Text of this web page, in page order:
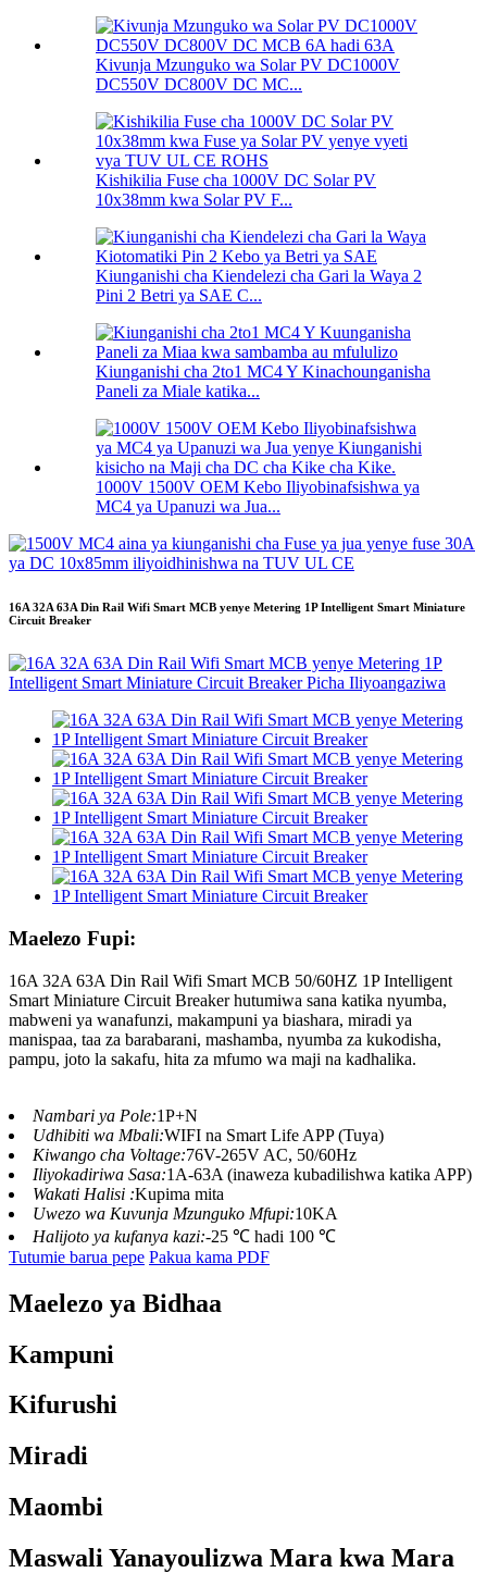
Kivunja Mzunguko wa Solar PV DC1000V
DC550V DC800V DC MC...
Kishikilia Fuse cha 1000V DC Solar PV
10x38mm kwa Solar PV F...
Kiunganishi cha Kiendelezi cha Gari la Waya 2
Pini 2 Betri ya SAE C...
Kiunganishi cha 2to1 MC4 Y Kinachounganisha
Paneli za Miale katika...
1000V 1500V OEM Kebo Iliyobinafsishwa ya
MC4 ya Upanuzi wa Jua...
16A 32A 63A Din Rail Wifi Smart MCB yenye Metering 1P Intelligent Smart Miniature
Circuit Breaker
Maelezo Fupi:
16A 32A 63A Din Rail Wifi Smart MCB 50/60HZ 1P Intelligent
Smart Miniature Circuit Breaker hutumiwa sana katika nyumba,
mabweni ya wanafunzi, makampuni ya biashara, miradi ya
manispaa, taa za barabarani, mashamba, nyumba za kukodisha,
pampu, joto la sakafu, hita za mfumo wa maji na kadhalika.
Nambari ya Pole:1P+N
Udhibiti wa Mbali:WIFI na Smart Life APP (Tuya)
Kiwango cha Voltage:76V-265V AC, 50/60Hz
Iliyokadiriwa Sasa:1A-63A (inaweza kubadilishwa katika APP)
Wakati Halisi :Kupima mita
Uwezo wa Kuvunja Mzunguko Mfupi:10KA
Halijoto ya kufanya kazi:-25 ℃ hadi 100 ℃
Tutumie barua pepe Pakua kama PDF
Maelezo ya Bidhaa
Kampuni
Kifurushi
Miradi
Maombi
Maswali Yanayoulizwa Mara kwa Mara